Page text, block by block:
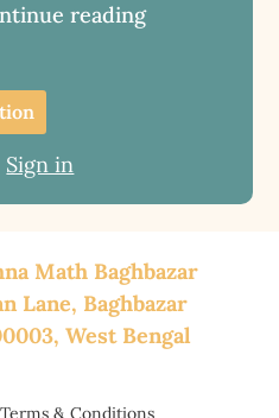
reading
Sign in
Math Baghbazar
Lane, Baghbazar
West Bengal
Terms & Conditions